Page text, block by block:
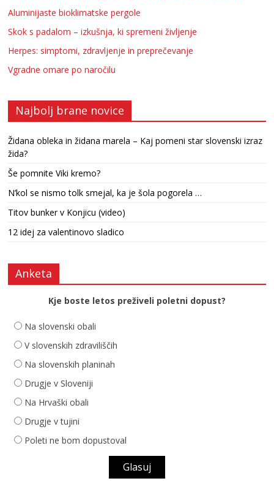
Aluminijaste bioklimatske pergole
Skok s padalom – izkušnja, ki spremeni življenje
Herpes: simptomi, zdravljenje in preprečevanje
Vgradne omare po naročilu
Najbolj brane novice
Židana obleka in židana marela – Kaj pomeni star slovenski izraz
žida?
Še pomnite Viki kremo?
N’kol se nismo tolk smejal, ka je šola pogorela …
Titov bunker v Konjicu (video)
12 idej za valentinovo sladico
Anketa
Kje boste letos preživeli poletni dopust?
Na slovenski obali
V slovenskih zdraviliščih
Na slovenskih planinah
Drugje v Sloveniji
Na Hrvaški obali
Drugje v tujini
Poleti ne bom dopustoval